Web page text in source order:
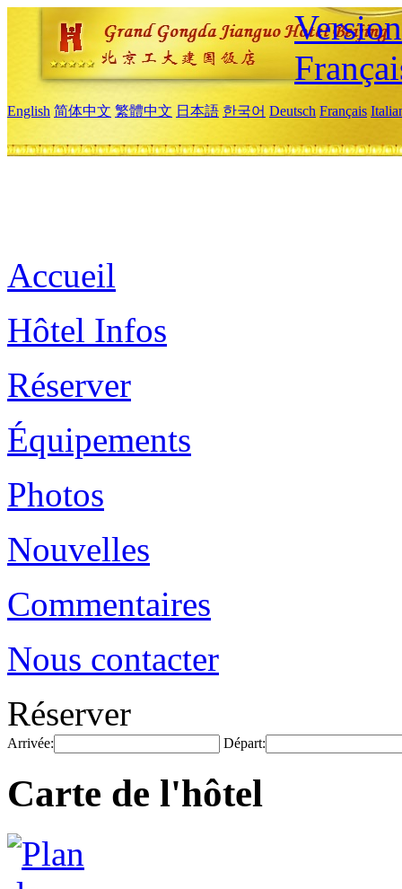
English 简体中文 繁體中文 日本語 한국어 Deutsch Français
Accueil
Hôtel Infos
Réserver
Équipements
Photos
Nouvelles
Commentaires
Nous contacter
Réserver
Arrivée: Départ:
Carte de l'hôtel